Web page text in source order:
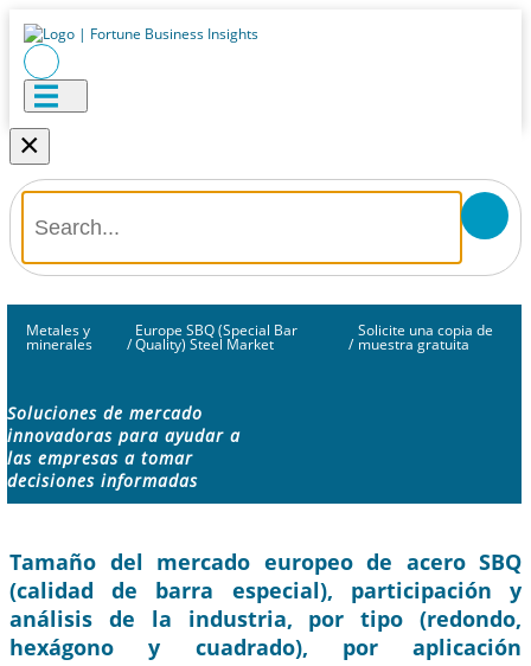
×
Metales y
minerales /
Europe SBQ (Special Bar
Quality) Steel Market /
Solicite una copia de
muestra gratuita
Soluciones de mercado
innovadoras para ayudar a
las empresas a tomar
decisiones informadas
Tamaño del mercado europeo de acero SBQ
(calidad de barra especial), participación y
análisis de la industria, por tipo (redondo,
hexágono y cuadrado), por aplicación